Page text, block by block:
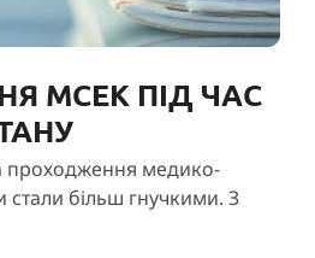
МСЕК ПІД ЧАС
проходження медико-
стали більш гнучкими. З